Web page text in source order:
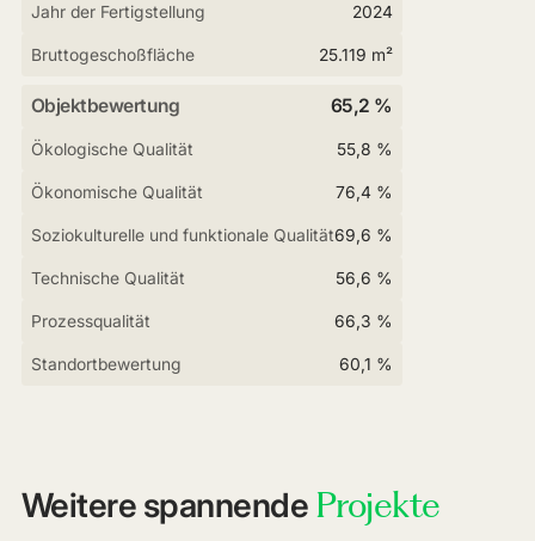
Jahr der Fertigstellung 2024
Bruttogeschoßfläche 25.119 m²
Objektbewertung 65,2 %
Ökologische Qualität 55,8 %
Ökonomische Qualität 76,4 %
Soziokulturelle und funktionale Qualität69,6 %
Technische Qualität 56,6 %
Prozessqualität 66,3 %
Standortbewertung 60,1 %
Weitere spannende Projekte